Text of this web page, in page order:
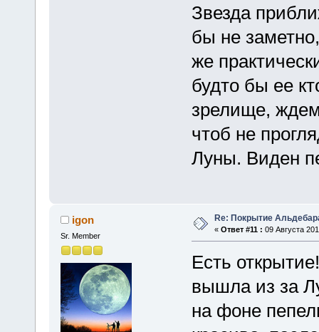
Звезда
бы не
же
будто бы ее
зрелище, ждем
чтоб не
Луны. Виден
igon
Sr. Member
Re: Покрытие
« Ответ #11 : 09 Августа
Есть
вышла из за
на фоне